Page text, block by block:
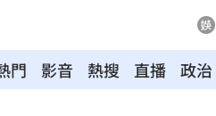
門 影音 熱搜 直播 政治